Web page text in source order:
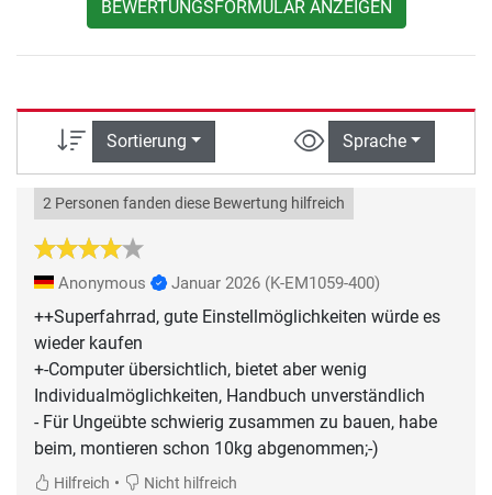
BEWERTUNGSFORMULAR ANZEIGEN
Sortierung Sprache
2 Personen fanden diese Bewertung hilfreich
Anonymous Januar 2026 (K-EM1059-400)
++Superfahrrad, gute Einstellmöglichkeiten würde es
wieder kaufen
+-Computer übersichtlich, bietet aber wenig
Individualmöglichkeiten, Handbuch unverständlich
- Für Ungeübte schwierig zusammen zu bauen, habe
beim, montieren schon 10kg abgenommen;-)
Hilfreich • Nicht hilfreich